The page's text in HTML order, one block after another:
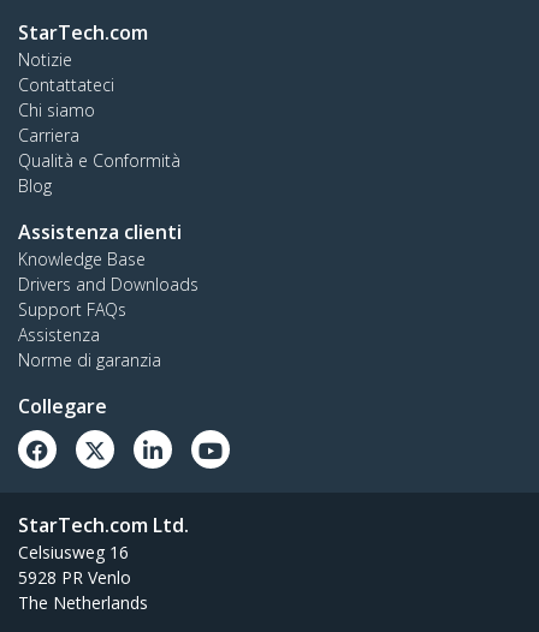
StarTech.com
Notizie
Contattateci
Chi siamo
Carriera
Qualità e Conformità
Blog
Assistenza clienti
Knowledge Base
Drivers and Downloads
Support FAQs
Assistenza
Norme di garanzia
Collegare
StarTech.com Ltd.
Celsiusweg 16
5928 PR Venlo
The Netherlands